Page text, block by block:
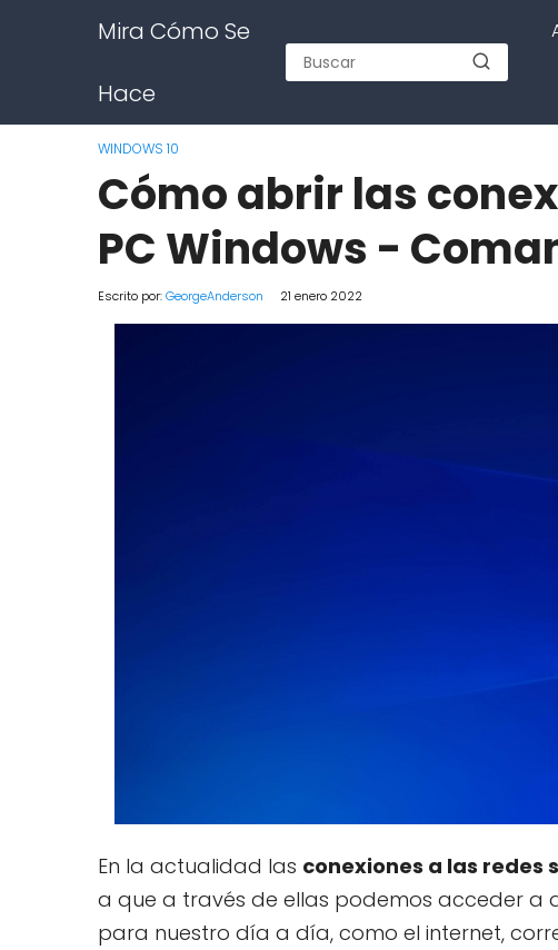
Mira Cómo Se
Hace
WINDOWS 10
Cómo abrir las
PC Windows -
Escrito por:GeorgeAnderson 21 enero 2022
En la actualidad las conexiones a las redes
a que a través de ellas podemos acceder a
para nuestro día a día, como el internet,